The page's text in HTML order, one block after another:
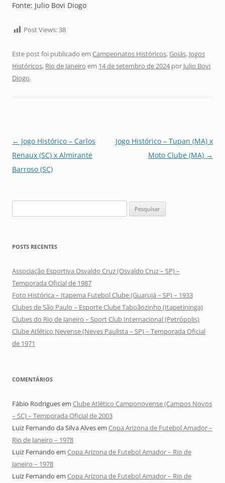
Fonte: Julio Bovi Diogo
Post Views:38
Este post foi publicado em Campeonatos Históricos,Goiás, Jogos
Históricos, Rio de Janeiro em 14 de setembro de 2024por Julio Bovi
Diogo.
Navegação
de
posts
← Jogo Histórico – Carlos
Renaux (SC) x Almirante
Barroso (SC)
Jogo Histórico – Tupan (MA) x
Moto Clube (MA) →
por:
POSTS RECENTES
Associação Esportiva Osvaldo Cruz (Osvaldo Cruz – SP) –
Temporada Oficial de 1987
Foto Histórica – Itapema Futebol Clube (Guarujá – SP) – 1933
Clubes de São Paulo – Esporte Clube Taboãozinho (Itapetininga)
Clubes do Rio de Janeiro – Sport Club Internacional (Petrópolis)
Clube Atlético Nevense (Neves Paulista – SP) – Temporada Oficial
de 1971
COMENTÁRIOS
Fábio Rodriguesem Clube Atlético Camponovense (Campos Novos
– SC) – Temporada Oficial de 2003
Luiz Fernando da Silva Alvesem Copa Arizona de Futebol Amador –
Rio de Janeiro – 1978
Luiz Fernando em Copa Arizona de Futebol Amador – Rio de
Janeiro – 1978
Luiz Fernando em Copa Arizona de Futebol Amador – Rio de